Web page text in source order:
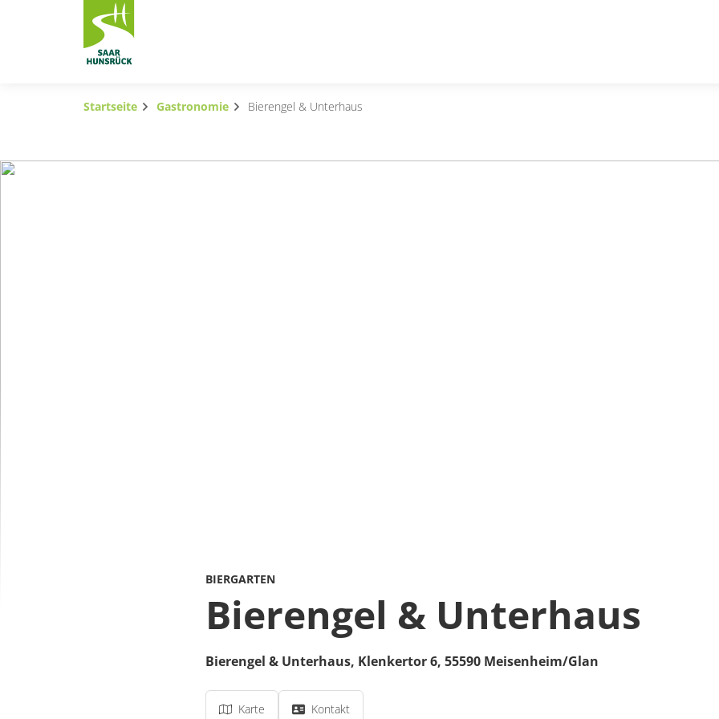
Zum Hauptinhalt springen
Subnavigation umschalten
Startseite Gastronomie Bierengel & Unterhaus
BIERGARTEN
Bierengel & Unterhaus
Bierengel & Unterhaus, Klenkertor 6, 55590 Meisenheim/Glan
Karte Kontakt